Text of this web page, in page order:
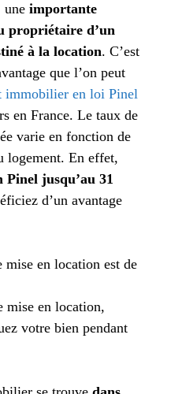
une importante
propriétaire d’un
à la location. C’est
que l’on peut
immobilier en loi Pinel
en France. Le taux de
varie en fonction de
logement. En effet,
Pinel jusqu’au 31
d’un avantage
mise en location est de
mise en location,
votre bien pendant